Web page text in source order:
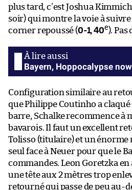
plus tard, c’est Joshua
soir) qui montre la voie à
corner repoussé (0-1, 40e).
Bayern, Hoppocalypse now
Configuration similaire au
que Philippe Coutinho a claqué
barre, Schalke recommence à
bavarois. Il faut un excellent
Tolisso (titulaire) et un énorme
seul face à Neuer pour que le
commandes. Leon Goretzka en
une tête aux 2 mètres trop
retourné qui passe de peu au-